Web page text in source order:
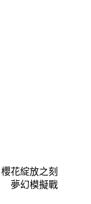
花綻放之刻
夢幻模擬戰